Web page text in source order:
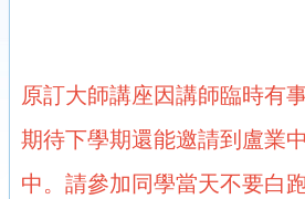
原訂大師講座因講師臨時有
期待下學期還能邀請到盧業
中。 請參加同學當天不要白跑